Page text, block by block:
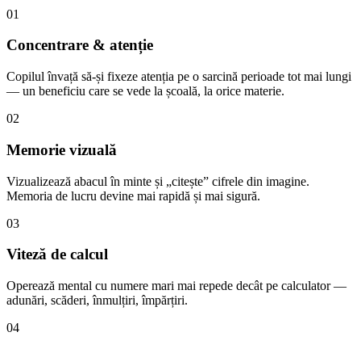
01
Concentrare & atenție
Copilul învață să-și fixeze atenția pe o sarcină perioade tot mai lungi
— un beneficiu care se vede la școală, la orice materie.
02
Memorie vizuală
Vizualizează abacul în minte și „citește” cifrele din imagine.
Memoria de lucru devine mai rapidă și mai sigură.
03
Viteză de calcul
Operează mental cu numere mari mai repede decât pe calculator —
adunări, scăderi, înmulțiri, împărțiri.
04